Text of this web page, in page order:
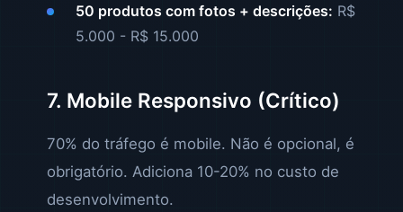
50 produtos com fotos + descrições: R$
5.000 - R$ 15.000
7. Mobile Responsivo (Crítico)
70% do tráfego é mobile. Não é opcional, é
obrigatório. Adiciona 10-20% no custo de
desenvolvimento.